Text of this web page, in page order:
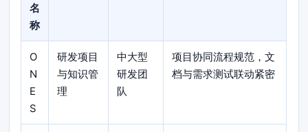
名
称
O
N
E
S
研发项目
与知识管
理
中大型
研发团
队
项目协同流程规范，文
档与需求测试联动紧密